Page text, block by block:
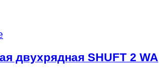
двухрядная SHUFT 2 WA